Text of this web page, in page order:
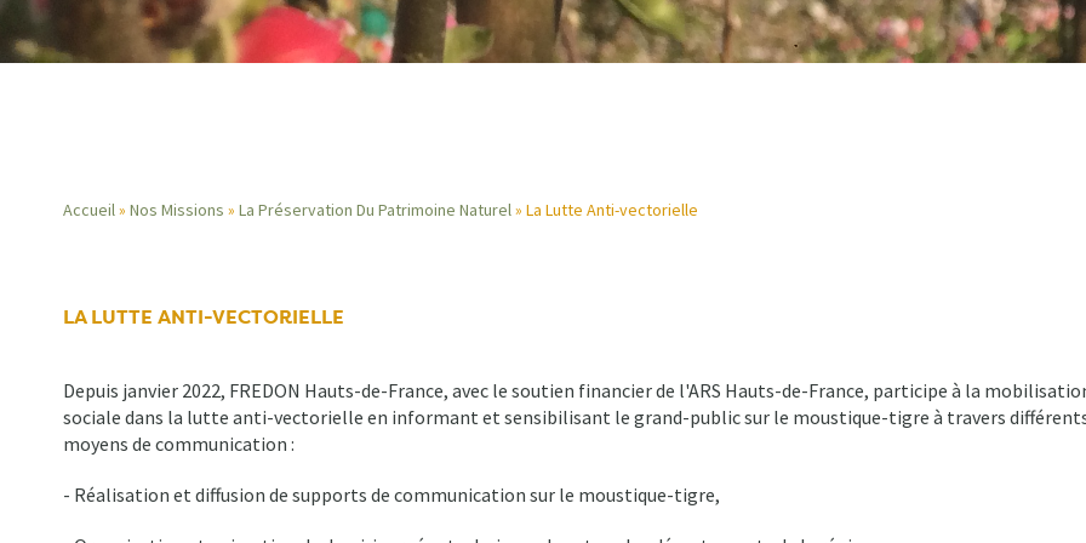
d'Ariane
Accueil Nos Missions La Préservation Du Patrimoine Naturel La Lutte Anti-vectorielle
LA LUTTE ANTI-VECTORIELLE
Depuis janvier 2022, FREDON Hauts-de-France, avec le soutien financier de l'ARS Hauts-de-France, participe à la
sociale dans la lutte anti-vectorielle en informant et sensibilisant le grand-public sur le moustique-tigre à travers
moyens de communication :
- Réalisation et diffusion de supports de communication sur le moustique-tigre,